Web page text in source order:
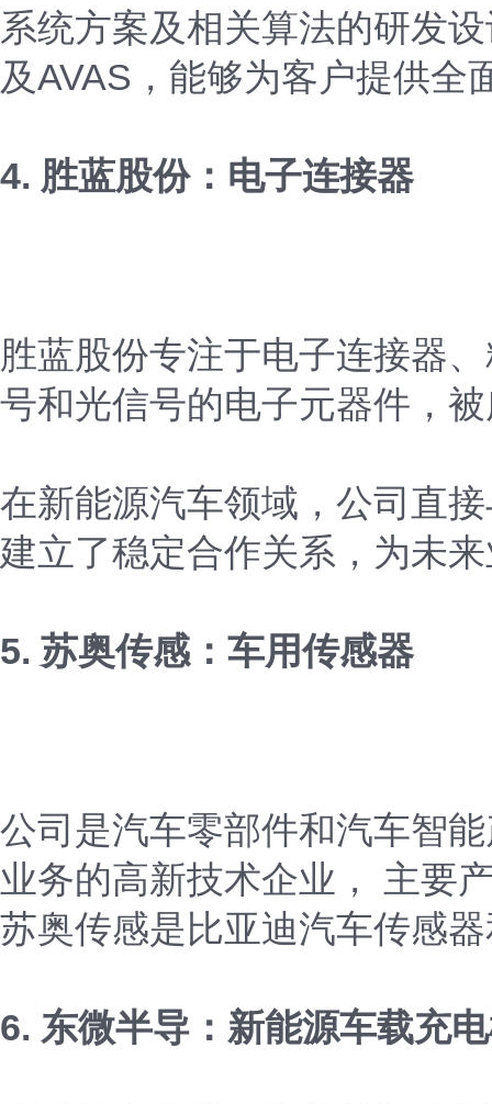
系统方案及相关算法的研发
及AVAS，能够为客户提供全
4. 胜蓝股份：电子连接器
胜蓝股份专注于电子连接器
号和光信号的电子元器件，
在新能源汽车领域，公司直
建立了稳定合作关系，为未
5. 苏奥传感：车用传感器
公司是汽车零部件和汽车智
业务的高新技术企业， 主要
苏奥传感是比亚迪汽车传感
6. 东微半导：新能源车载充